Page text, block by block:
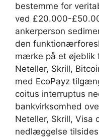
bestemme for
ved £20.000-
ankerperson
den
mærke på et øjeblik
Neteller, Skrill,
med EcoPayz
coitus interruptus
bankvirksomhed
Neteller, Skrill, Visa
nedlæggelse